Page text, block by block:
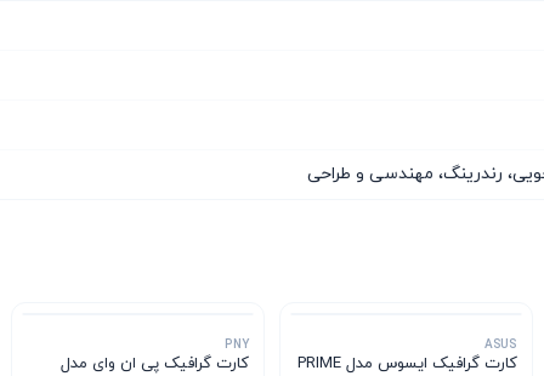
رندرینگ، مهندسی و طراحی
ASUS
کارت گرافیک ایسوس مدل PRIME
PNY
کارت گرافیک پی ان وای مدل